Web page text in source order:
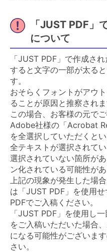
「JUST PDF」
について
「JUST PDF」で作成さ
すると文字の一部が太る
す。
おそらくフォントがアウ
ることが原因と推察されま
この場合、お客様の元で
Adobe社様の「Acrobat
を全選択していただくと
全テキストが選択されて
選択されていない箇所が
ン化されている可能性があ
上記の現象が発生した場
は「JUST PDF」を使用
PDFでご入稿ください。
「JUST PDF」を使用し
をご入稿いただいた場合
になる可能性がございま
さい。